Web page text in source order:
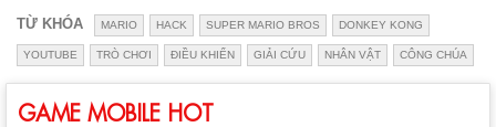
TỪ KHÓA MARIO HACK SUPER MARIO BROS DONKEY KONG
YOUTUBE TRÒ CHƠI ĐIỀU KHIỂN GIẢI CỨU NHÂN VẬT CÔNG CHÚA
GAME MOBILE HOT